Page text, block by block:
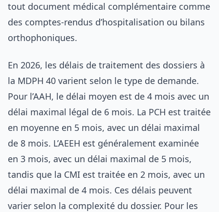
tout document médical complémentaire comme
des comptes-rendus d’hospitalisation ou bilans
orthophoniques.
En 2026, les délais de traitement des dossiers à
la MDPH 40 varient selon le type de demande.
Pour l’AAH, le délai moyen est de 4 mois avec un
délai maximal légal de 6 mois. La PCH est traitée
en moyenne en 5 mois, avec un délai maximal
de 8 mois. L’AEEH est généralement examinée
en 3 mois, avec un délai maximal de 5 mois,
tandis que la CMI est traitée en 2 mois, avec un
délai maximal de 4 mois. Ces délais peuvent
varier selon la complexité du dossier. Pour les